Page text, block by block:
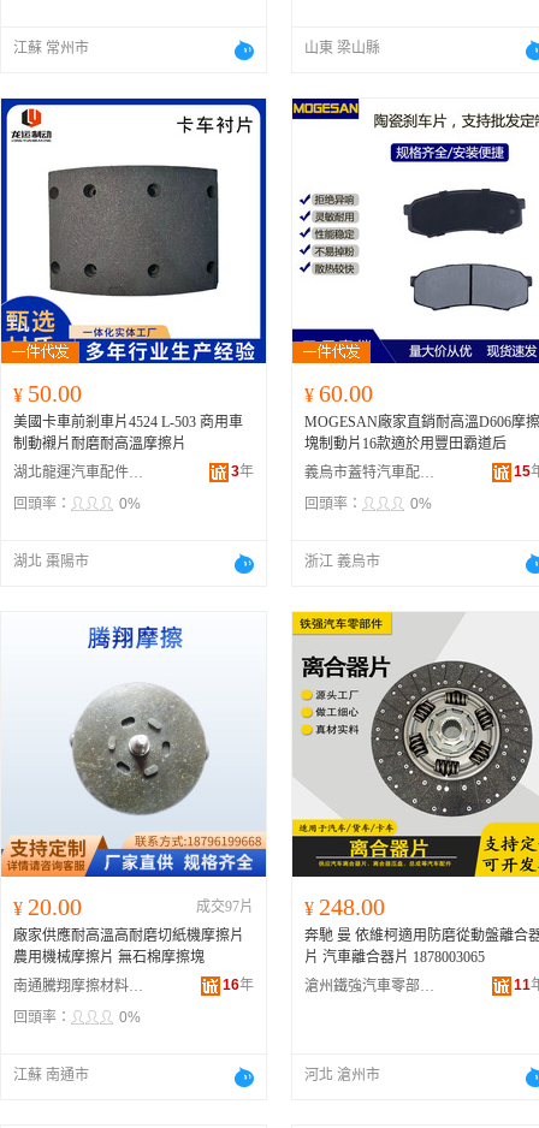
江蘇 常州市 山東 梁山縣
¥ 50.00
美國卡車前剎車片4524 L-503 商用車
制動襯片耐磨耐高溫摩擦片
湖北龍運汽車配件有限公司
3年
回頭率：
0%
湖北 棗陽市
¥ 60.00
MOGESAN廠家直銷耐高溫D606摩擦
塊制動片16款適於用豐田霸道后
義烏市蓋特汽車配件有限公司
15
回頭率：
0%
浙江 義烏市
¥ 20.00
成交97片
廠家供應耐高溫高耐磨切紙機摩擦片
農用機械摩擦片 無石棉摩擦塊
南通騰翔摩擦材料有限公司
16年
回頭率：
0%
江蘇 南通市
¥ 248.00
奔馳 曼 依維柯適用防磨從動盤離合
片 汽車離合器片 1878003065
滄州鐵強汽車零部件有限公司
11
河北 滄州市